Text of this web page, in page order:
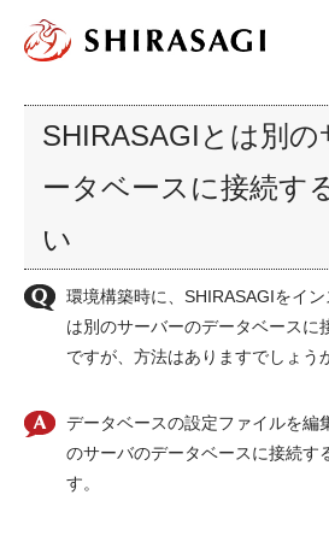
SHIRASAGIとは別
ータベースに接続す
い
環境構築時に、SHIRASAGIをイ
は別のサーバーのデータベースに
ですが、方法はありますでしょう
データベースの設定ファイルを編
のサーバのデータベースに接続す
す。